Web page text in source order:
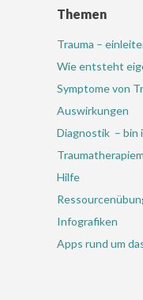
Themen
Trauma –
Wie entsteht
Symptome von
Auswirkungen
Diagnostik – bin
Hilfe
Infografiken
Apps rund um